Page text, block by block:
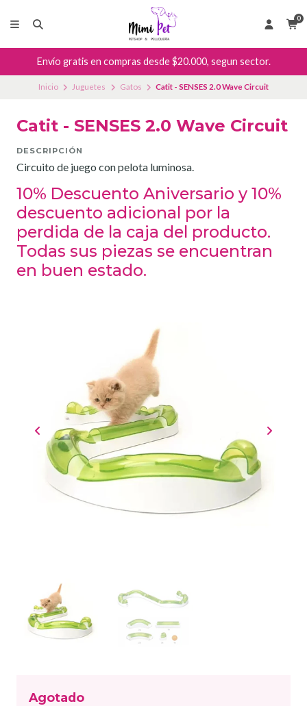
0
Envío gratis en compras desde $20.000, segun sector.
Inicio Juguetes Gatos Catit - SENSES 2.0 Wave Circuit
Catit - SENSES 2.0 Wave Circuit
DESCRIPCIÓN
Circuito de juego con pelota luminosa.
10% Descuento Aniversario y 10%
descuento adicional por la
perdida de la caja del producto.
Todas sus piezas se encuentran
en buen estado.
Agotado